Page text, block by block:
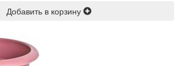
Добавить в корзину